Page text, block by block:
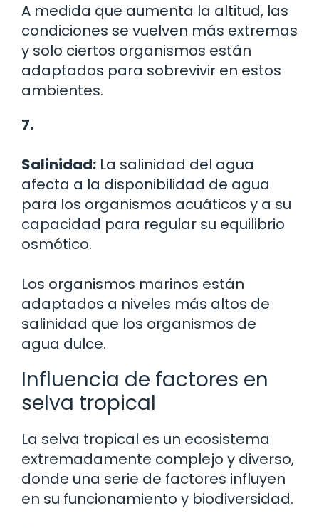
A medida que aumenta la altitud, las
condiciones se vuelven más extremas
y solo ciertos organismos están
adaptados para sobrevivir en estos
ambientes.
7.
Salinidad: La salinidad del agua
afecta a la disponibilidad de agua
para los organismos acuáticos y a su
capacidad para regular su equilibrio
osmótico.
Los organismos marinos están
adaptados a niveles más altos de
salinidad que los organismos de
agua dulce.
Influencia de factores en
selva tropical
La selva tropical es un ecosistema
extremadamente complejo y diverso,
donde una serie de factores influyen
en su funcionamiento y biodiversidad.